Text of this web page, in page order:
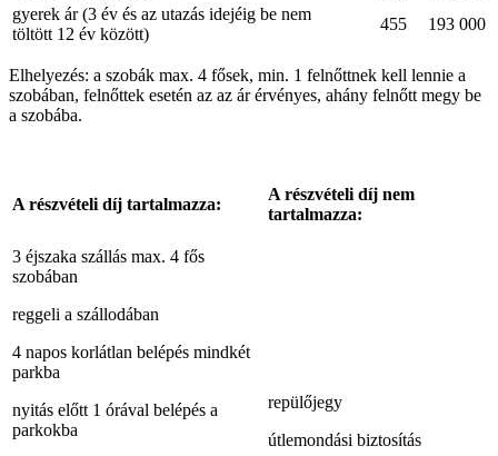
gyerek ár (3 év és az utazás idejéig be nem
töltött 12 év között)
455 193 000
Elhelyezés: a szobák max. 4 fősek, min. 1 felnőttnek kell lennie a
szobában, felnőttek esetén az az ár érvényes, ahány felnőtt megy be
a szobába.
A részvételi díj tartalmazza:
A részvételi díj nem
tartalmazza:
3 éjszaka szállás max. 4 fős
szobában
reggeli a szállodában
4 napos korlátlan belépés mindkét
parkba
nyitás előtt 1 órával belépés a
parkokba
repülőjegy
útlemondási biztosítás